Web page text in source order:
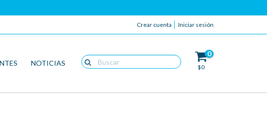
Crear cuenta Iniciar sesión
NOTICIAS
0
$0